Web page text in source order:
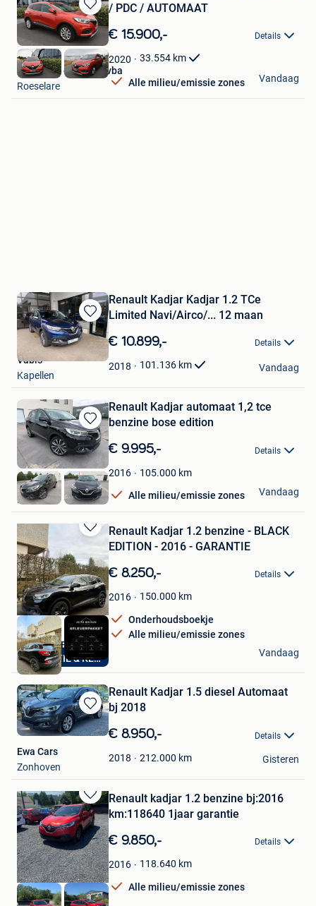
Bewaren
in
Mijn
Favorieten
/ PDC / AUTOMAAT
€ 15.900,- Details
2020 33.554 km
Alle milieu/emissie zones
Bucsan A. en zoon bvba
Roeselare
Vandaag
Bewaren
in
Mijn
Favorieten
Renault Kadjar Kadjar 1.2 TCe
Limited Navi/Airco/... 12 maan
€ 10.899,- Details
2018 101.136 km
Vabis
Kapellen
Vandaag
Bewaren
in
Mijn
Favorieten
Renault Kadjar automaat 1,2 tce
benzine bose edition
€ 9.995,- Details
2016 105.000 km
Alle milieu/emissie zones
frank
Brecht
Vandaag
Bewaren
Mijn
Favorieten
GARANTIE & KEURING
Renault Kadjar 1.2 benzine - BLACK
EDITION - 2016 - GARANTIE
€ 8.250,- Details
2016 150.000 km
Onderhoudsboekje
Alle milieu/emissie zones
AutoHuis Berchem
Berchem
Vandaag
Bewaren
in
Favorieten
Renault Kadjar 1.5 diesel Automaat
bj 2018
€ 8.950,- Details
2018 212.000 km
Ewa Cars
Zonhoven
Gisteren
Bewaren
in
Mijn
Favorieten
Renault kadjar 1.2 benzine bj:2016
km:118640 1jaar garantie
€ 9.850,- Details
2016 118.640 km
Alle milieu/emissie zones